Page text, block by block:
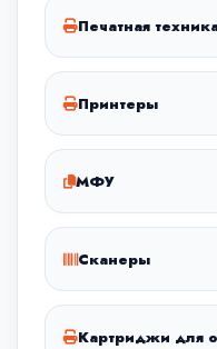
Печатная
Принтеры
МФУ
Сканеры
Картриджи для